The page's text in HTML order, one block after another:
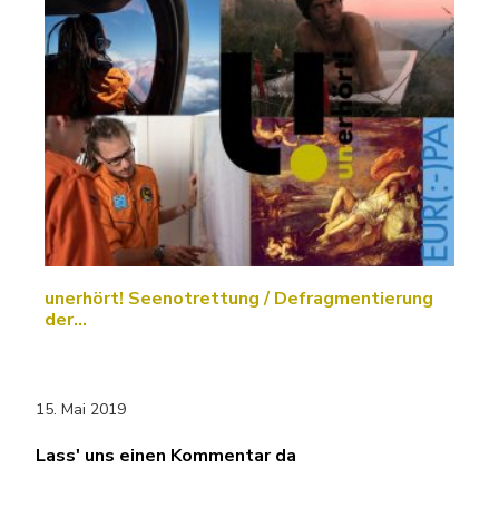
unerhört! Seenotrettung / Defragmentierung
der…
15. Mai 2019
Lass' uns einen Kommentar da